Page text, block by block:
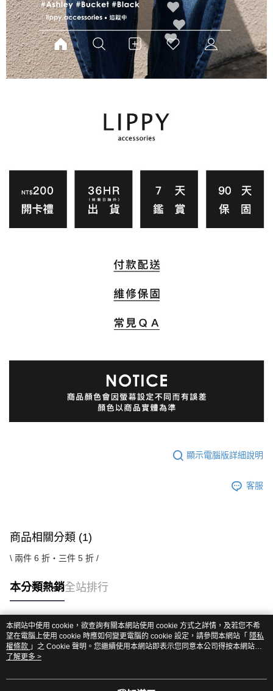
顯示電腦版詳細說明
客服
商品相關分類 (1)
\ 兩件 6 折・三件 5 折 /
本分類熱銷全站排行
熱門標籤
本網站中使用 cookie，欲查詢有關本網站使用 cookie 方式之詳情，及若您不希
望在電腦上使用 cookie 時應如何變更電腦的 cookie 設定，請參閱本網站「 隱私
權條款 」之 Cookie 聲明。您繼續使用本網站即表示您同意本公司得按本網站使
用條款之 Cookie 聲明使用 cookie。
了解更多 >